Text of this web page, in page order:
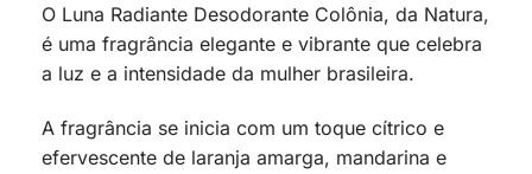
O Luna Radiante Desodorante Colônia, da Natura,
é uma fragrância elegante e vibrante que celebra
a luz e a intensidade da mulher brasileira.
A fragrância se inicia com um toque cítrico e
efervescente de laranja amarga, mandarina e